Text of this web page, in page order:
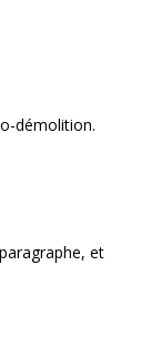
démolition.
et